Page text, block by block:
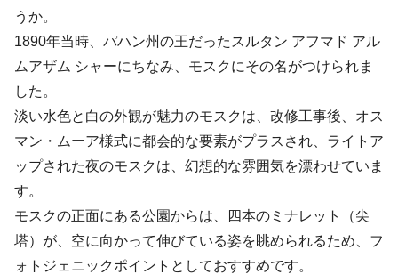
うか。
1890年当時、パハン州の王だったスルタン アフマド アル
ムアザム シャーにちなみ、モスクにその名がつけられま
した。
淡い水色と白の外観が魅力のモスクは、改修工事後、オス
マン・ムーア様式に都会的な要素がプラスされ、ライトア
ップされた夜のモスクは、幻想的な雰囲気を漂わせていま
す。
モスクの正面にある公園からは、四本のミナレット（尖
塔）が、空に向かって伸びている姿を眺められるため、フ
ォトジェニックポイントとしておすすめです。